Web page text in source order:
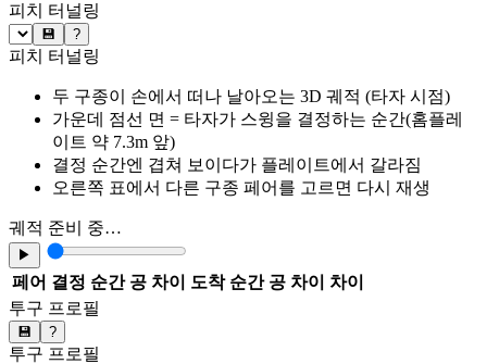
피치 터널링
💾 ?
피치 터널링
두 구종이 손에서 떠나 날아오는 3D 궤적 (타자 시점)
가운데 점선 면 = 타자가 스윙을 결정하는 순간(홈플레
이트 약 7.3m 앞)
결정 순간엔 겹쳐 보이다가 플레이트에서 갈라짐
오른쪽 표에서 다른 구종 페어를 고르면 다시 재생
궤적 준비 중…
▶
페어 결정 순간 공 차이 도착 순간 공 차이
차이
투구 프로필
💾 ?
투구 프로필